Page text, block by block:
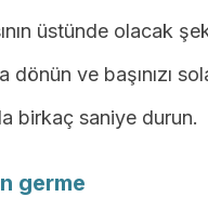
üstünde olacak
ve başınızı
birkaç saniye durun.
germe